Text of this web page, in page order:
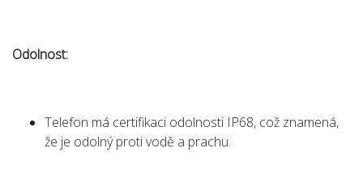
Odolnost:
Telefon má certifikaci odolnosti IP68, což znamená,
že je odolný proti vodě a prachu.